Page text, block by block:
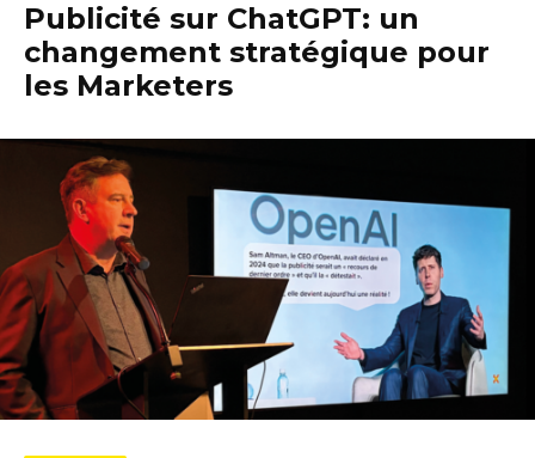
Publicité sur ChatGPT: un
changement stratégique pour
les Marketers